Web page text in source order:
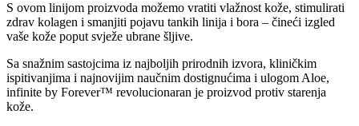
S ovom linijom proizvoda možemo vratiti vlažnost kože, stimulirati
zdrav kolagen i smanjiti pojavu tankih linija i bora – čineći izgled
vaše kože poput svježe ubrane šljive.
Sa snažnim sastojcima iz najboljih prirodnih izvora, kliničkim
ispitivanjima i najnovijim naučnim dostignućima i ulogom Aloe,
infinite by Forever™ revolucionaran je proizvod protiv starenja
kože.